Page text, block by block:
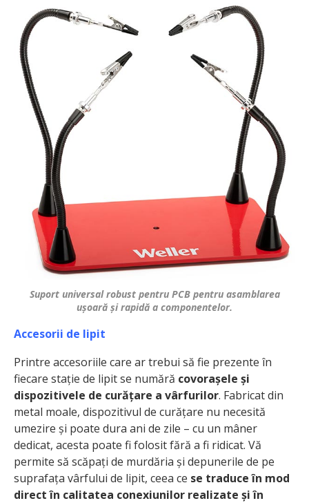
Suport universal robust pentru PCB pentru asamblarea
ușoară și rapidă a componentelor.
Accesorii de lipit
Printre accesoriile care ar trebui să fie prezente în
fiecare stație de lipit se numără covorașele și
dispozitivele de curățare a vârfurilor. Fabricat din
metal moale, dispozitivul de curățare nu necesită
umezire și poate dura ani de zile – cu un mâner
dedicat, acesta poate fi folosit fără a fi ridicat. Vă
permite să scăpați de murdăria și depunerile de pe
suprafața vârfului de lipit, ceea ce se traduce în mod
direct în calitatea conexiunilor realizate și în